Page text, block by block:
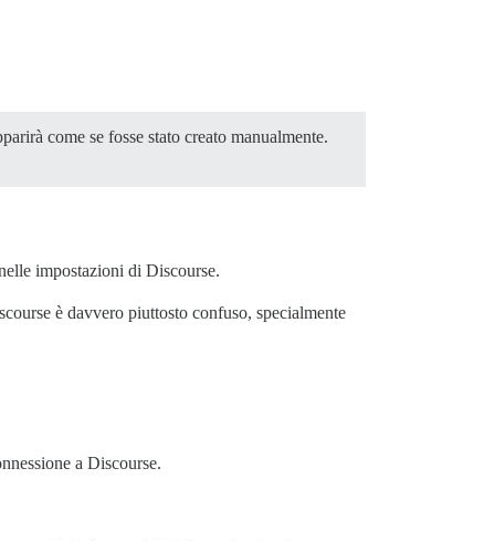
come se fosse stato creato manualmente.
impostazioni di Discourse.
è davvero piuttosto confuso, specialmente
a Discourse.